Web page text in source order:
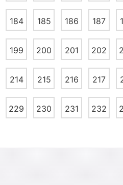
184 185 186 187
199 200 201 202
214 215 216 217
229 230 231 232